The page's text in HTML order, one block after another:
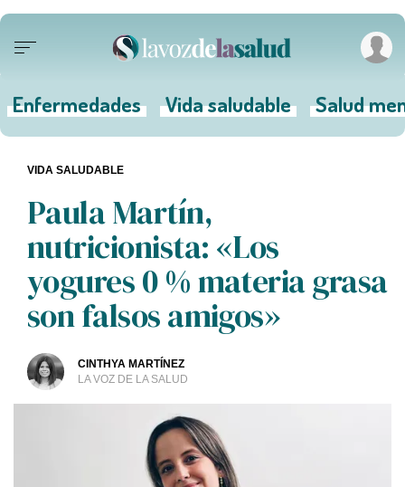
Enfermedades Vida saludable Salud
Paula Martín,
nutricionista: «Los
yogures 0 % materia grasa
son falsos amigos»
CINTHYA MARTÍNEZ
LA VOZ DE LA SALUD
VIDA SALUDABLE